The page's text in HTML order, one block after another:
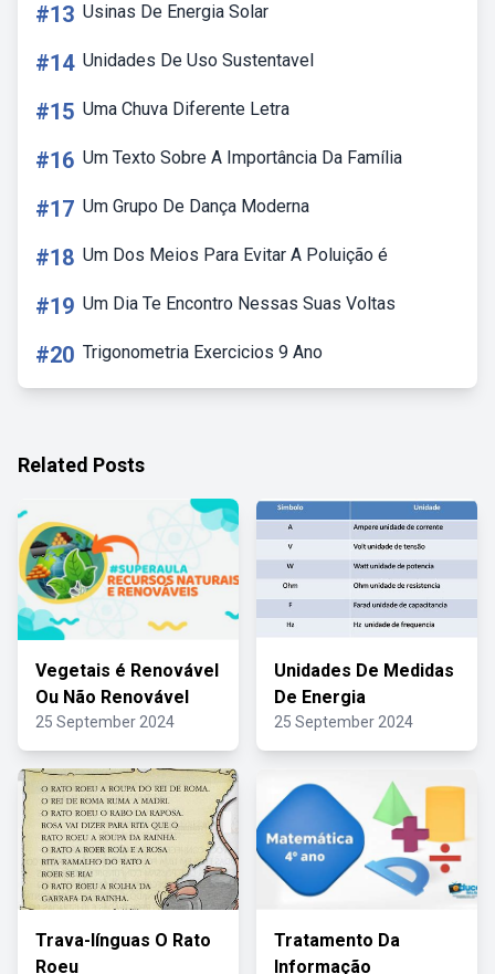
#13 Usinas De Energia Solar
#14 Unidades De Uso Sustentavel
#15 Uma Chuva Diferente Letra
#16 Um Texto Sobre A Importância Da Família
#17 Um Grupo De Dança Moderna
#18 Um Dos Meios Para Evitar A Poluição é
#19 Um Dia Te Encontro Nessas Suas Voltas
#20 Trigonometria Exercicios 9 Ano
Related Posts
Vegetais é Renovável
Ou Não Renovável
25 September 2024
Unidades De Medidas
De Energia
25 September 2024
Trava-línguas O Rato
Roeu
Tratamento Da
Informação